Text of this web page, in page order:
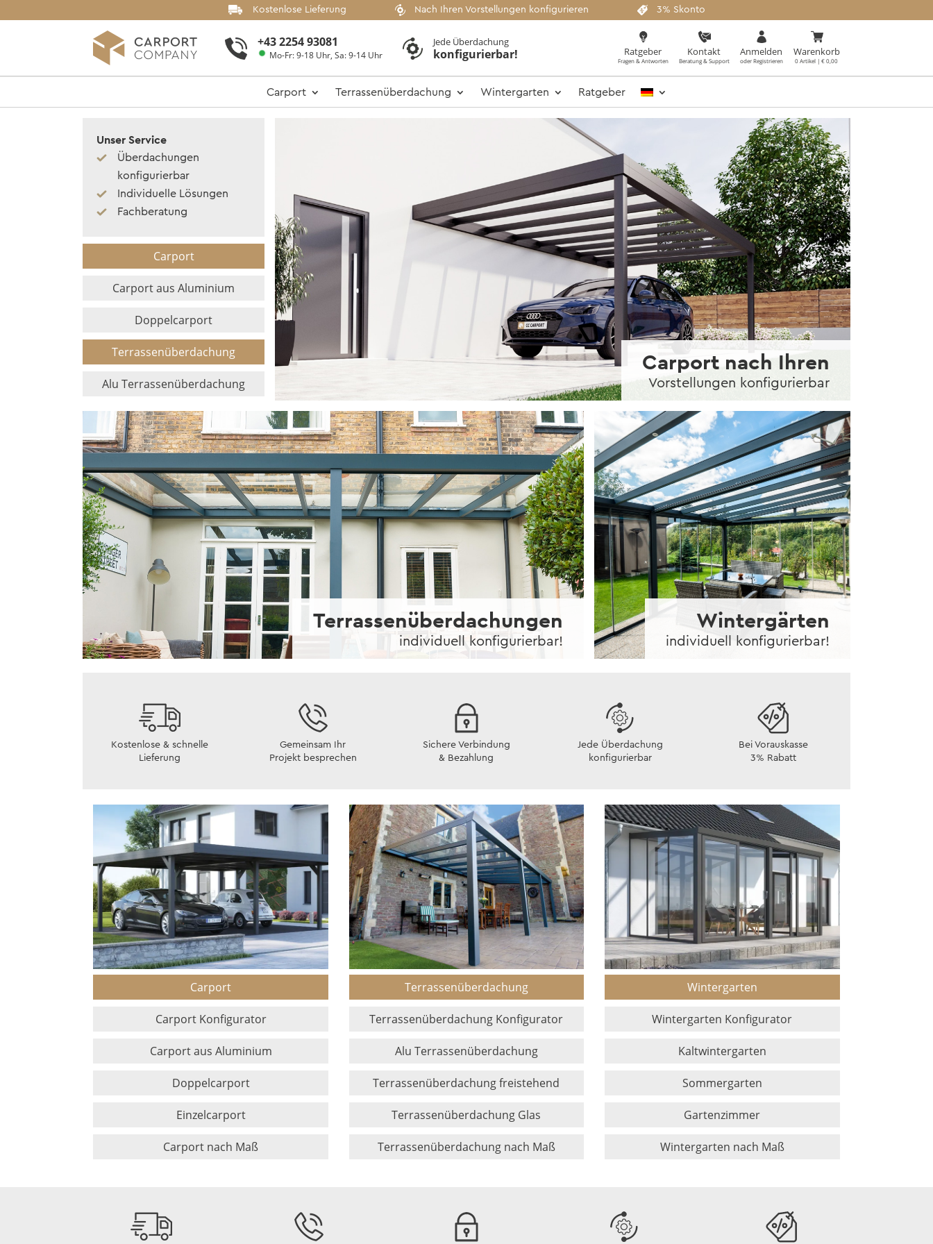
Kostenlose Lieferung Nach Ihren Vorstellungen konfigurieren 3% Skonto
+43 2254 93081
Mo-Fr: 9-18 Uhr, Sa: 9-14 Uhr
Jede Überdachung
konfigurierbar! Ratgeber
Fragen & Antworten
Kontakt
Beratung & Support
Anmelden
oder Registrieren
Warenkorb
0 Artikel | € 0,00
Carport Terrassenüberdachung Wintergarten Ratgeber
Unser Service
Überdachungen
konfigurierbar
Individuelle Lösungen
Fachberatung
Carport
Carport aus Aluminium
Doppelcarport
Terrassenüberdachung
Alu Terrassenüberdachung
Carport nach Ihren
Vorstellungen konfigurierbar
Terrassenüberdachungen
individuell konfigurierbar!
Wintergärten
individuell konfigurierbar!
Kostenlose & schnelle
Lieferung
Gemeinsam Ihr
Projekt besprechen
Sichere Verbindung
& Bezahlung
Jede Überdachung
konfigurierbar
Bei Vorauskasse
3% Rabatt
Carport
Carport Konfigurator
Carport aus Aluminium
Doppelcarport
Einzelcarport
Carport nach Maß
Terrassenüberdachung
Terrassenüberdachung Konfigurator
Alu Terrassenüberdachung
Terrassenüberdachung freistehend
Terrassenüberdachung Glas
Terrassenüberdachung nach Maß
Wintergarten
Wintergarten Konfigurator
Kaltwintergarten
Sommergarten
Gartenzimmer
Wintergarten nach Maß